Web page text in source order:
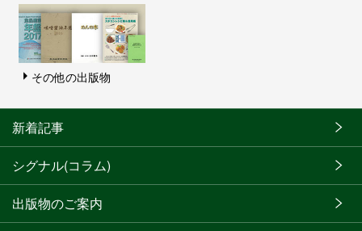
その他の出版物
新着記事
シグナル(コラム)
出版物のご案内